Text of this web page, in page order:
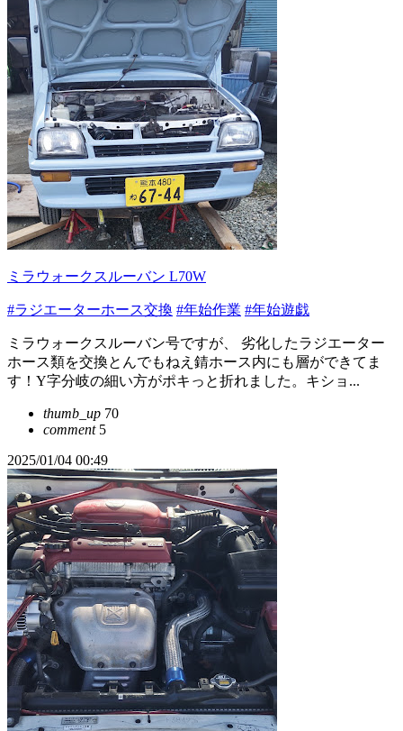
ミラウォークスルーバン L70W
#ラジエーターホース交換 #年始作業 #年始遊戯
ミラウォークスルーバン号ですが、 劣化したラジエーター
ホース類を交換とんでもねえ錆ホース内にも層ができてま
す！Y字分岐の細い方がポキっと折れました。キショ...
thumb_up 70
comment5
2025/01/04 00:49